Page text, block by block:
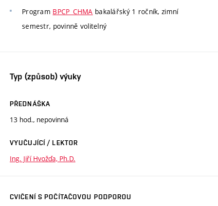
Program BPCP_CHMA bakalářský 1 ročník, zimní
semestr, povinně volitelný
Typ (způsob) výuky
PŘEDNÁŠKA
13 hod., nepovinná
VYUČUJÍCÍ / LEKTOR
Ing. Jiří Hvožďa, Ph.D.
CVIČENÍ S POČÍTAČOVOU PODPOROU